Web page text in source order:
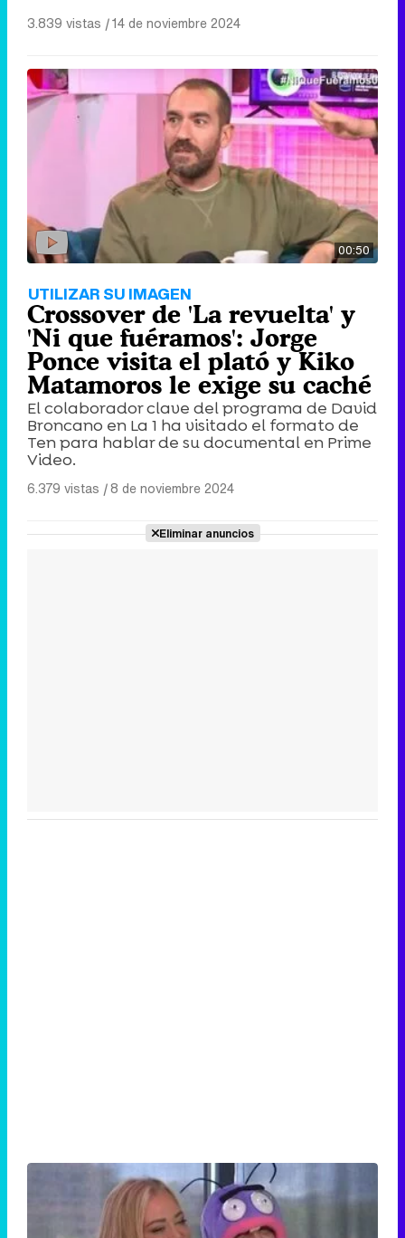
3.839 vistas |14 de noviembre 2024
00:50
UTILIZAR SU IMAGEN
Crossover de 'La revuelta' y
'Ni que fuéramos': Jorge
Ponce visita el plató y Kiko
Matamoros le exige su caché
El colaborador clave del programa de David
Broncano en La 1 ha visitado el formato de
Ten para hablar de su documental en Prime
Video.
6.379 vistas |8 de noviembre 2024
Eliminar anuncios